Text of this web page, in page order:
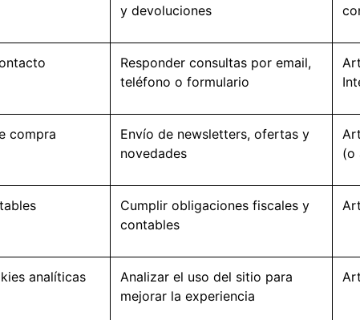
y devoluciones
Responder consultas por email,
teléfono o formulario
compra
Envío de newsletters, ofertas y
novedades
(o
Cumplir obligaciones fiscales y
contables
analíticas
Analizar el uso del sitio para
mejorar la experiencia